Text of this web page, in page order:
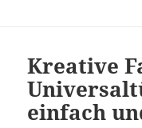
Kreative
einfach